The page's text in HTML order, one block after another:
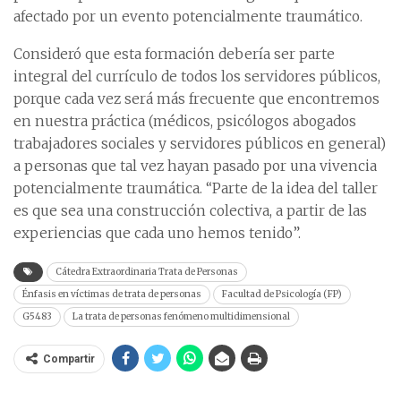
afectado por un evento potencialmente traumático.
Consideró que esta formación debería ser parte
integral del currículo de todos los servidores públicos,
porque cada vez será más frecuente que encontremos
en nuestra práctica (médicos, psicólogos abogados
trabajadores sociales y servidores públicos en general)
a personas que tal vez hayan pasado por una vivencia
potencialmente traumática. “Parte de la idea del taller
es que sea una construcción colectiva, a partir de las
experiencias que cada uno hemos tenido”.
Cátedra Extraordinaria Trata de Personas
Énfasis en víctimas de trata de personas
Facultad de Psicología (FP)
G5483
La trata de personas fenómeno multidimensional
Compartir